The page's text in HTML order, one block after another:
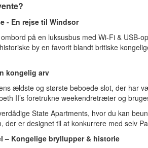
- En rejse til Windsor
på en luksusbus med Wi-Fi & USB-
by en favorit blandt britiske
kongelig arv
ældste og største beboede slot, der har
II’s foretrukne weekendretræter og
State Apartments, hvor du kan
der er designet til at konkurrere med selv
– Kongelige bryllupper & historie